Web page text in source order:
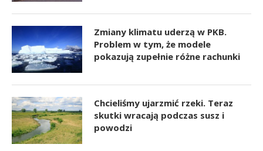
Zmiany klimatu uderzą w PKB.
Problem w tym, że modele
pokazują zupełnie różne rachunki
Chcieliśmy ujarzmić rzeki. Teraz
skutki wracają podczas susz i
powodzi